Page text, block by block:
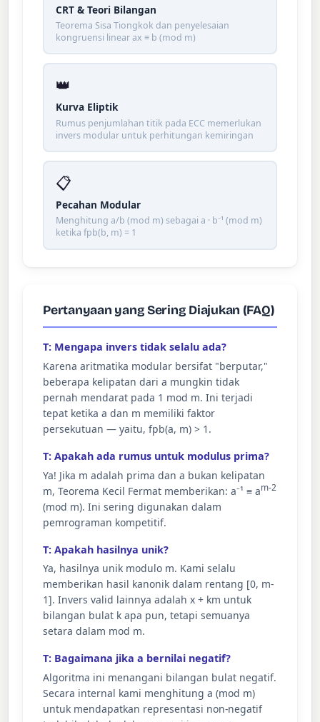
CRT & Teori Bilangan
Teorema Sisa Tiongkok dan penyelesaian
kongruensi linear ax ≡ b (mod m)
👑
Kurva Eliptik
Rumus penjumlahan titik pada ECC memerlukan
invers modular untuk perhitungan kemiringan
📋
Pecahan Modular
Menghitung a/b (mod m) sebagai a · b⁻¹ (mod m)
ketika fpb(b, m) = 1
Pertanyaan yang Sering Diajukan (FAQ)
T: Mengapa invers tidak selalu ada?
Karena aritmatika modular bersifat "berputar,"
beberapa kelipatan dari a mungkin tidak
pernah mendarat pada 1 mod m. Ini terjadi
tepat ketika a dan m memiliki faktor
persekutuan — yaitu, fpb(a, m) > 1.
T: Apakah ada rumus untuk modulus prima?
Ya! Jika m adalah prima dan a bukan kelipatan
m, Teorema Kecil Fermat memberikan: a⁻¹ ≡ am-2
(mod m). Ini sering digunakan dalam
pemrograman kompetitif.
T: Apakah hasilnya unik?
Ya, hasilnya unik modulo m. Kami selalu
memberikan hasil kanonik dalam rentang [0, m-
1]. Invers valid lainnya adalah x + km untuk
bilangan bulat k apa pun, tetapi semuanya
setara dalam mod m.
T: Bagaimana jika a bernilai negatif?
Algoritma ini menangani bilangan bulat negatif.
Secara internal kami menghitung a (mod m)
untuk mendapatkan representasi non-negatif